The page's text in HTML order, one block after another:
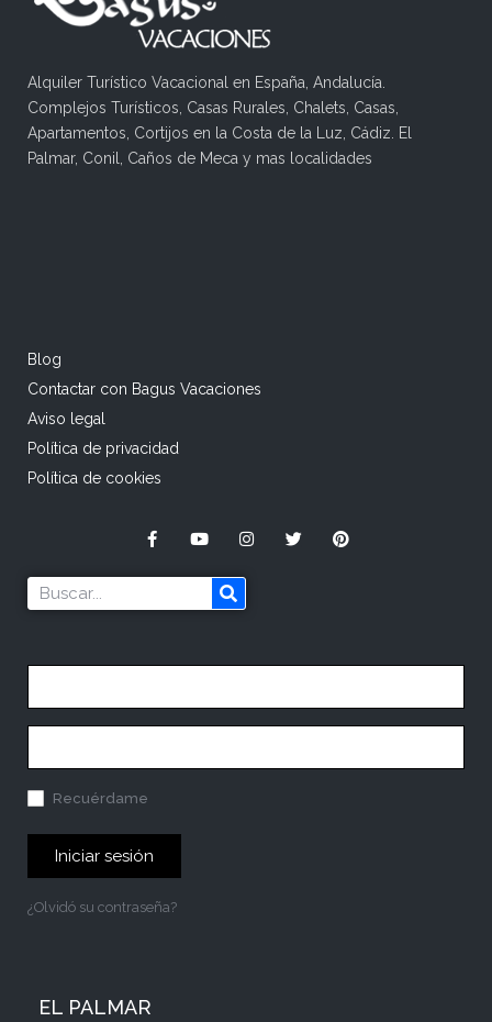
Alquiler Turístico Vacacional en España, Andalucía.
Complejos Turísticos, Casas Rurales, Chalets, Casas,
Apartamentos, Cortijos en la Costa de la Luz, Cádiz. El
Palmar, Conil, Caños de Meca y mas localidades
Blog
Contactar con Bagus Vacaciones
Aviso legal
Política de privacidad
Política de cookies
Recuérdame
Iniciar sesión
¿Olvidó su contraseña?
EL PALMAR